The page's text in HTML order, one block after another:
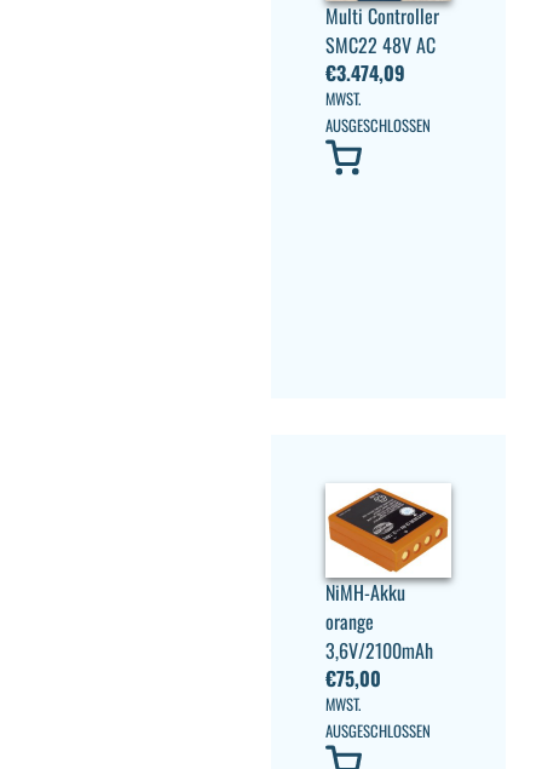
Multi Controller
SMC22 48V AC
€3.474,09
MWST.
AUSGESCHLOSSEN
NiMH-Akku
orange
3,6V/2100mAh
€75,00
MWST.
AUSGESCHLOSSEN